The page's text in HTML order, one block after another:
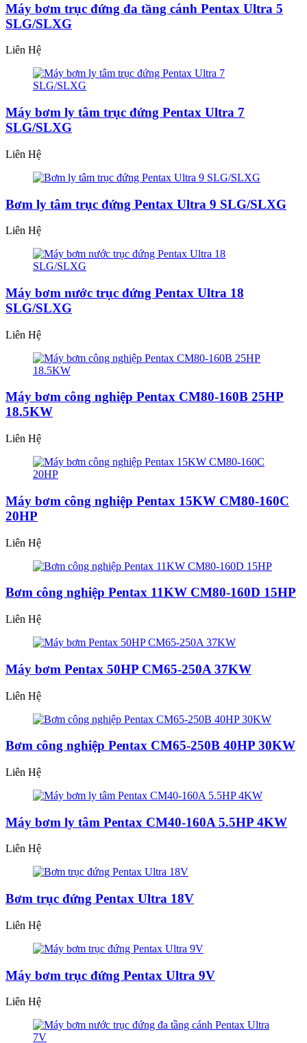
Máy bơm trục đứng đa tầng cánh Pentax Ultra 5
SLG/SLXG
Liên Hệ
Máy bơm ly tâm trục đứng Pentax Ultra 7
SLG/SLXG
Liên Hệ
Bơm ly tâm trục đứng Pentax Ultra 9 SLG/SLXG
Liên Hệ
Máy bơm nước trục đứng Pentax Ultra 18
SLG/SLXG
Liên Hệ
Máy bơm công nghiệp Pentax CM80-160B 25HP
18.5KW
Liên Hệ
Máy bơm công nghiệp Pentax 15KW CM80-160C
20HP
Liên Hệ
Bơm công nghiệp Pentax 11KW CM80-160D 15HP
Liên Hệ
Máy bơm Pentax 50HP CM65-250A 37KW
Liên Hệ
Bơm công nghiệp Pentax CM65-250B 40HP 30KW
Liên Hệ
Máy bơm ly tâm Pentax CM40-160A 5.5HP 4KW
Liên Hệ
Bơm trục đứng Pentax Ultra 18V
Liên Hệ
Máy bơm trục đứng Pentax Ultra 9V
Liên Hệ